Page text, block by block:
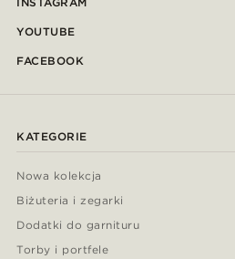
YOUTUBE
FACEBOOK
KATEGORIE
Nowa kolekcja
Biżuteria i zegarki
Dodatki do garnituru
Torby i portfele